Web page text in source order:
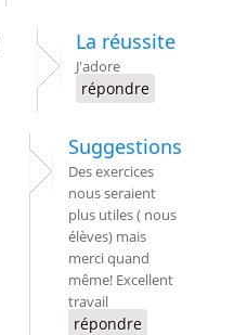
La réussite
J'adore
répondre
Suggestions
Des exercices
nous seraient
plus utiles ( nous
élèves) mais
merci quand
même! Excellent
travail
répondre